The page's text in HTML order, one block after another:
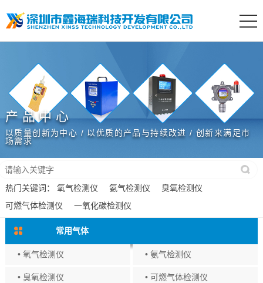
产品中心
以质量创新为中心 / 以优质的产品与持续改进 / 创新来满足市
场需求
热门关键词： 氧气检测仪 氨气检测仪
臭氧检测仪
可燃气体检测仪
一氧化碳检测仪
常用气体
• 氧气检测仪 • 氨气检测仪
• 臭氧检测仪 • 可燃气体检测仪